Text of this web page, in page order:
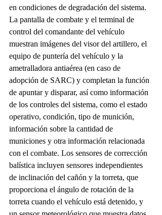
en condiciones de degradación del sistema.
La pantalla de combate y el terminal de
control del comandante del vehículo
muestran imágenes del visor del artillero, el
equipo de puntería del vehículo y la
ametralladora antiaérea (en caso de
adopción de SARC) y completan la función
de apuntar y disparar, así como información
de los controles del sistema, como el estado
operativo, condición, tipo de munición,
información sobre la cantidad de
municiones y otra información relacionada
con el combate. Los sensores de corrección
balística incluyen sensores independientes
de inclinación del cañón y la torreta, que
proporciona el ángulo de rotación de la
torreta cuando el vehículo está detenido, y